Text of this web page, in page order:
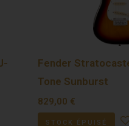
Fender
Tone Sunburst
829,00 €
STOCK ÉPUISÉ